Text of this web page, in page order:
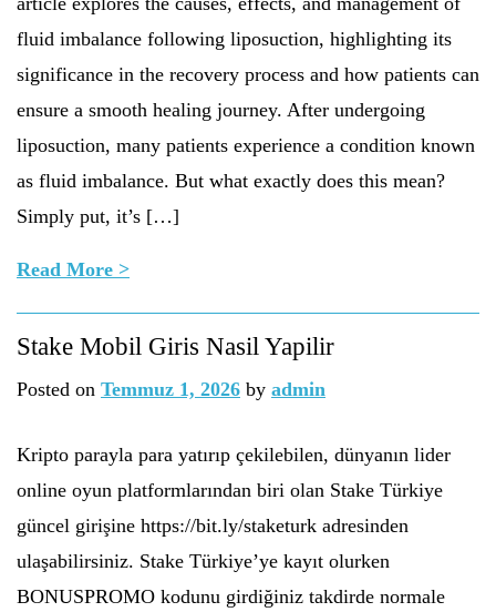
fluid imbalance following liposuction, highlighting its
significance in the recovery process and how patients can
ensure a smooth healing journey. After undergoing
liposuction, many patients experience a condition known
as fluid imbalance. But what exactly does this mean?
Simply put, it’s […]
Read More >
Stake Mobil Giris Nasil Yapilir
Posted on Temmuz 1, 2026 by admin
Kripto parayla para yatırıp çekilebilen, dünyanın lider
online oyun platformlarından biri olan Stake Türkiye
güncel girişine https://bit.ly/staketurk adresinden
ulaşabilirsiniz. Stake Türkiye’ye kayıt olurken
BONUSPROMO kodunu girdiğiniz takdirde normale